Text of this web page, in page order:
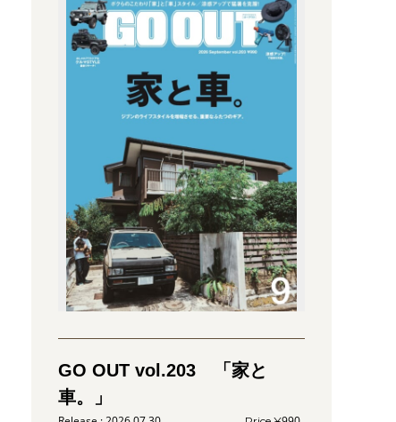
GO OUT vol.203 「家と
車。」